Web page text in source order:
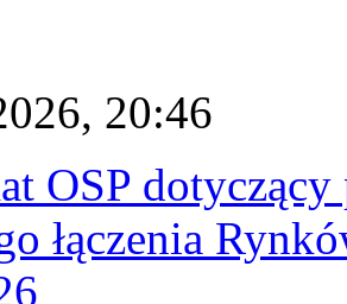
20:46
OSP
łączenia